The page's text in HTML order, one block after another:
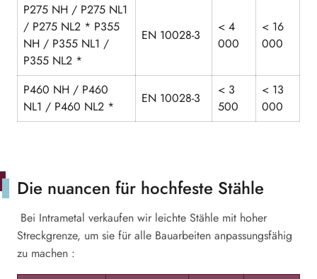
P275 NH / P275 NL1
/ P275 NL2 * P355
NH / P355 NL1 /
P355 NL2 *
EN 10028-3
< 4
000
< 16
000
P460 NH / P460
NL1 / P460 NL2 *
EN 10028-3
< 3
500
< 13
000
Die nuancen für hochfeste Stähle
Bei Intrametal verkaufen wir leichte Stähle mit hoher
Streckgrenze, um sie für alle Bauarbeiten anpassungsfähig
zu machen :